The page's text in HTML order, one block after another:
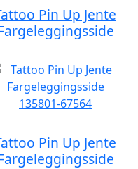
Pin Up Jente
Pin Up Jente